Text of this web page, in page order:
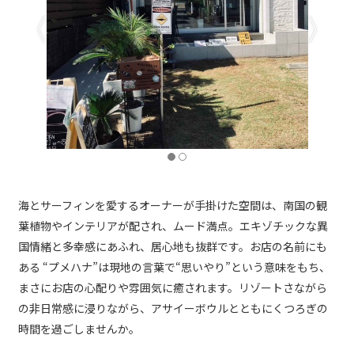
海とサーフィンを愛するオーナーが手掛けた空間は、南国の観
葉植物やインテリアが配され、ムード満点。エキゾチックな異
国情緒と多幸感にあふれ、居心地も抜群です。お店の名前にも
ある “プメハナ”は現地の言葉で“思いやり”という意味をもち、
まさにお店の心配りや雰囲気に癒されます。リゾートさながら
の非日常感に浸りながら、アサイーボウルとともにくつろぎの
時間を過ごしませんか。